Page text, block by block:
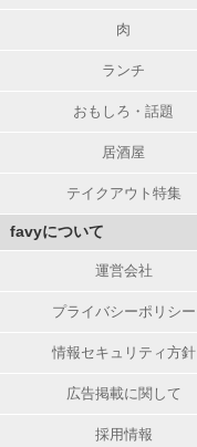
肉
ランチ
おもしろ・話題
居酒屋
テイクアウト特集
favyについて
運営会社
プライバシーポリシー
情報セキュリティ方針
広告掲載に関して
採用情報